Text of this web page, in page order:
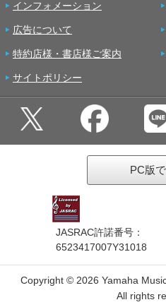
インフォメーション
広告について
特約店様・書店様ご案内
サイトポリシー
PC版
JASRAC許諾番号：
6523417007Y31018
Copyright © 2026 Yamaha
All rights